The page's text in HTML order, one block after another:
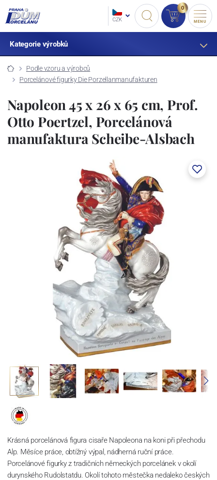
CZK
0
MENU
Kategorie výrobků
Podle vzoru a výrobců
Porcelánové figurky Die Porzellanmanufakturen
Napoleon 45 x 26 x 65 cm, Prof.
Otto Poertzel, Porcelánová
manufaktura Scheibe-Alsbach
Krásná porcelánová figura cisaře Napoleona na koni při přechodu
Alp. Měsíce práce, obtížný výpal, nádherná ruční práce.
Porcelánové figurky z tradičních německých porcelánek v okolí
durynského Rudolstatdu. Okolí tohoto městečka nedaleko českých